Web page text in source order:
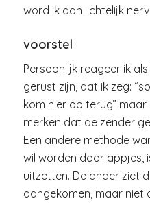
word ik dan lichtelijk
voorstel
Persoonlijk reageer ik
gerust zijn, dat ik zeg:
kom hier op terug”
merken dat de zender
Een andere methode
wil worden door appjes,
uitzetten. De ander ziet
aangekomen, maar niet